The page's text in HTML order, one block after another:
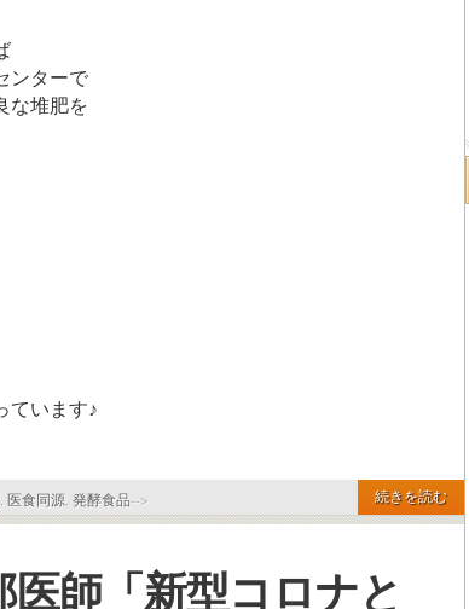
ンターで
な堆肥を
ています♪
医食同源 発酵食品--> 続きを読む
医師「新型コロナと